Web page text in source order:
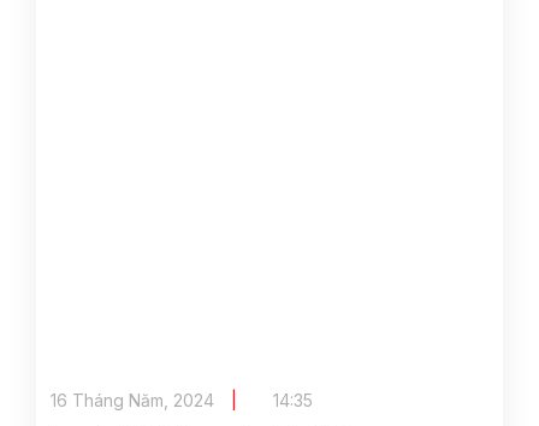
16 Tháng Năm, 2024 14:35